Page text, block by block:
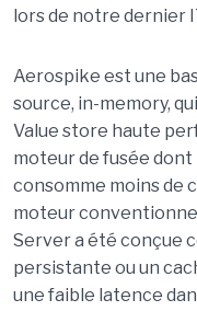
lors de notre dernier
Aerospike est une
source, in-memory,
Value store haute
moteur de fusée
consomme moins de
moteur
Server a été conçue
persistante ou un
une faible latence